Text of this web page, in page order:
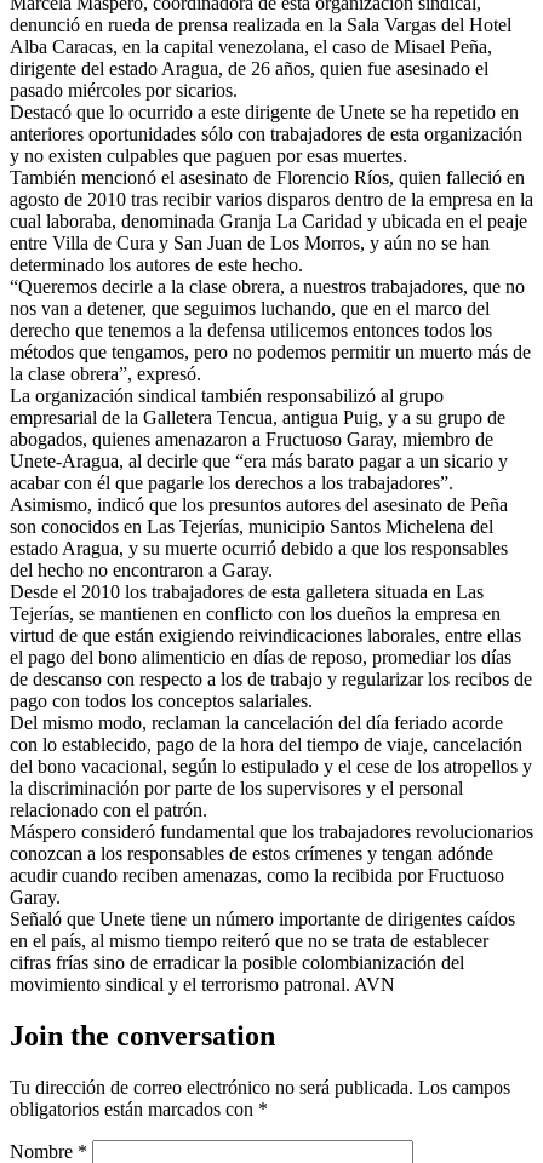
denunció en rueda de prensa realizada en la Sala Vargas del Hotel
Alba Caracas, en la capital venezolana, el caso de Misael Peña,
dirigente del estado Aragua, de 26 años, quien fue asesinado el
pasado miércoles por sicarios.
Destacó que lo ocurrido a este dirigente de Unete se ha repetido en
anteriores oportunidades sólo con trabajadores de esta organización
y no existen culpables que paguen por esas muertes.
También mencionó el asesinato de Florencio Ríos, quien falleció en
agosto de 2010 tras recibir varios disparos dentro de la empresa en la
cual laboraba, denominada Granja La Caridad y ubicada en el peaje
entre Villa de Cura y San Juan de Los Morros, y aún no se han
determinado los autores de este hecho.
“Queremos decirle a la clase obrera, a nuestros trabajadores, que no
nos van a detener, que seguimos luchando, que en el marco del
derecho que tenemos a la defensa utilicemos entonces todos los
métodos que tengamos, pero no podemos permitir un muerto más de
la clase obrera”, expresó.
La organización sindical también responsabilizó al grupo
empresarial de la Galletera Tencua, antigua Puig, y a su grupo de
abogados, quienes amenazaron a Fructuoso Garay, miembro de
Unete-Aragua, al decirle que “era más barato pagar a un sicario y
acabar con él que pagarle los derechos a los trabajadores”.
Asimismo, indicó que los presuntos autores del asesinato de Peña
son conocidos en Las Tejerías, municipio Santos Michelena del
estado Aragua, y su muerte ocurrió debido a que los responsables
del hecho no encontraron a Garay.
Desde el 2010 los trabajadores de esta galletera situada en Las
Tejerías, se mantienen en conflicto con los dueños la empresa en
virtud de que están exigiendo reivindicaciones laborales, entre ellas
el pago del bono alimenticio en días de reposo, promediar los días
de descanso con respecto a los de trabajo y regularizar los recibos de
pago con todos los conceptos salariales.
Del mismo modo, reclaman la cancelación del día feriado acorde
con lo establecido, pago de la hora del tiempo de viaje, cancelación
del bono vacacional, según lo estipulado y el cese de los atropellos y
la discriminación por parte de los supervisores y el personal
relacionado con el patrón.
Máspero consideró fundamental que los trabajadores revolucionarios
conozcan a los responsables de estos crímenes y tengan adónde
acudir cuando reciben amenazas, como la recibida por Fructuoso
Garay.
Señaló que Unete tiene un número importante de dirigentes caídos
en el país, al mismo tiempo reiteró que no se trata de establecer
cifras frías sino de erradicar la posible colombianización del
movimiento sindical y el terrorismo patronal. AVN
Join the conversation
Tu dirección de correo electrónico no será publicada. Los campos
obligatorios están marcados con *
Nombre *